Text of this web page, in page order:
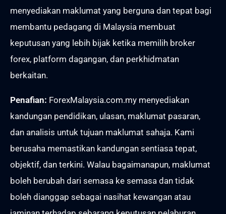
menyediakan maklumat yang berguna dan tepat bagi
membantu pedagang di Malaysia membuat
keputusan yang lebih bijak ketika memilih broker
forex, platform dagangan, dan perkhidmatan
berkaitan.
Penafian: ForexMalaysia.com.my menyediakan
kandungan pendidikan, ulasan, maklumat pasaran,
dan analisis untuk tujuan maklumat sahaja. Kami
berusaha memastikan kandungan sentiasa tepat,
objektif, dan terkini. Walau bagaimanapun, maklumat
boleh berubah dari semasa ke semasa dan tidak
boleh dianggap sebagai nasihat kewangan atau